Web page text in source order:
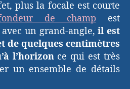
plus la focale est courte
de champ est
un grand-angle,il est
de quelques centimètres
l’horizonce qui est très
un ensemble de détails